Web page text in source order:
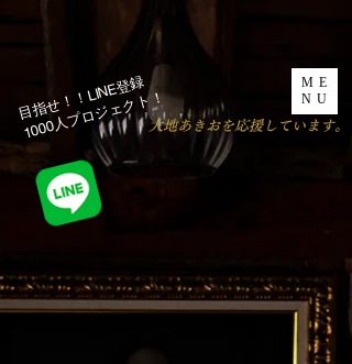
ME
NU
​大地あきおを応援しています。
目指せ！！LINE登録
1000人プロジェクト！​